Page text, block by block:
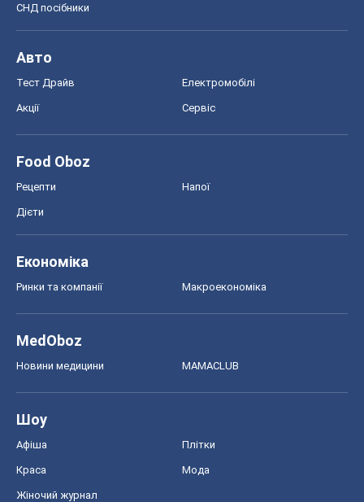
СНД посібники
Авто
Тест Драйв Електромобілі
Акції Сервіс
Food Oboz
Рецепти Напої
Дієти
Економіка
Ринки та компанії Макроекономіка
MedOboz
Новини медицини MAMACLUB
Шоу
Афіша Плітки
Краса Мода
Жіночий журнал